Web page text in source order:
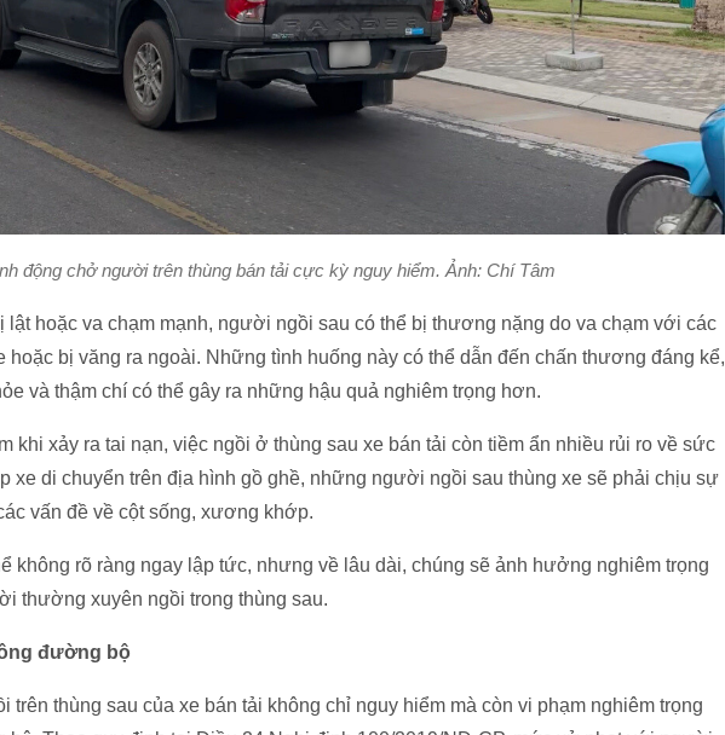
động chở người trên thùng bán tải cực kỳ nguy hiểm. Ảnh: Chí Tâm
hoặc va chạm mạnh, người ngồi sau có thể bị thương nặng do va chạm với các
hoặc bị văng ra ngoài. Những tình huống này có thể dẫn đến chấn thương đáng kể,
và thậm chí có thể gây ra những hậu quả nghiêm trọng hơn.
khi xảy ra tai nạn, việc ngồi ở thùng sau xe bán tải còn tiềm ẩn nhiều rủi ro về sức
xe di chuyển trên địa hình gồ ghề, những người ngồi sau thùng xe sẽ phải chịu sự
vấn đề về cột sống, xương khớp.
không rõ ràng ngay lập tức, nhưng về lâu dài, chúng sẽ ảnh hưởng nghiêm trọng
thường xuyên ngồi trong thùng sau.
đường bộ
trên thùng sau của xe bán tải không chỉ nguy hiểm mà còn vi phạm nghiêm trọng